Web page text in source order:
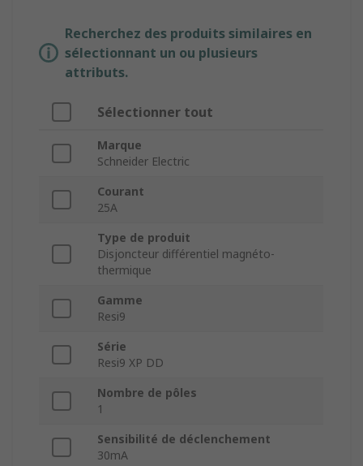
Recherchez des produits similaires en
sélectionnant un ou plusieurs
attributs.
Sélectionner tout
Marque
Schneider Electric
Courant
25A
Type de produit
Disjoncteur différentiel magnéto-
thermique
Gamme
Resi9
Série
Resi9 XP DD
Nombre de pôles
1
Sensibilité de déclenchement
30mA